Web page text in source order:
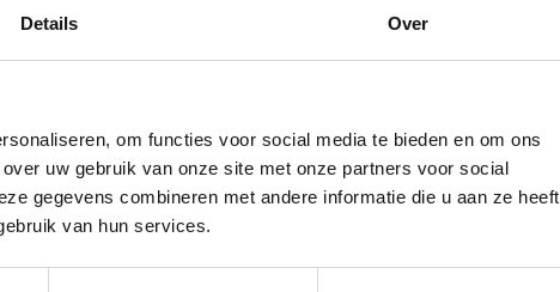
Details Over
om functies voor social media te bieden en om ons
uw gebruik van onze site met onze partners voor social
gegevens combineren met andere informatie die u aan ze heeft
van hun services.